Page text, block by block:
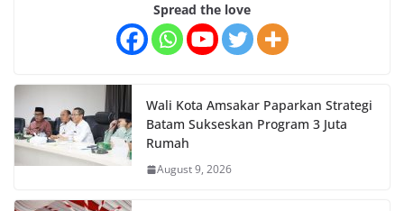
Spread the love
Wali Kota Amsakar Paparkan Strategi
Batam Sukseskan Program 3 Juta
Rumah
August 9, 2026